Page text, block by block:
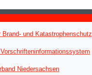
Brand- und Katastrophenschutz
Niedersachsen